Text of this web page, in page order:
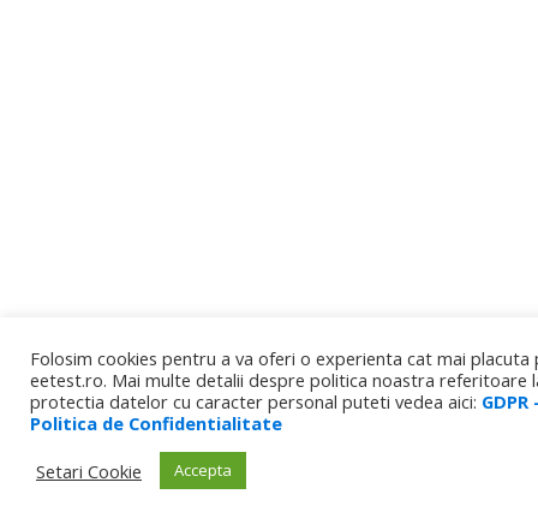
Folosim cookies pentru a va oferi o experienta cat mai placuta
eetest.ro. Mai multe detalii despre politica noastra referitoare
protectia datelor cu caracter personal puteti vedea aici: GDPR
Politica de Confidentialitate
Setari Cookie
Accepta